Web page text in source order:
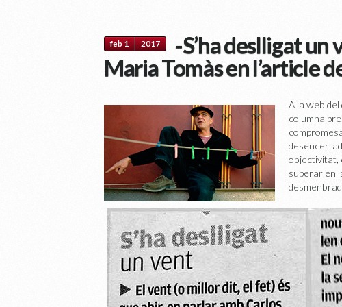
feb 1 2017
-S’ha deslligat
Maria Tomàs en l’article
A la web
columna
objectivitat,
superar en